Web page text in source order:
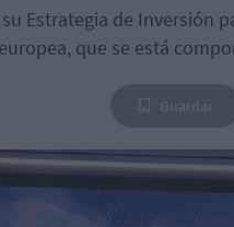
Estrategia de Inversión
que se está